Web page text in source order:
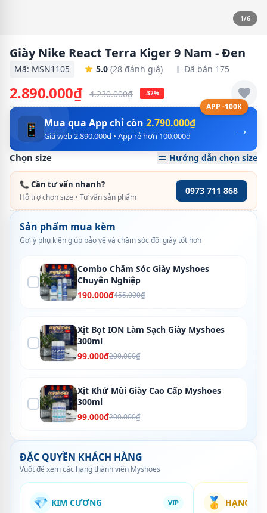
1/6
Giày Nike React Terra Kiger 9 Nam - Đen
Mã: MSN1105 5.0 (28 đánh giá) Đã bán 175
2.890.000₫ 4.230.000₫ -32%
APP -100K
→
📱 Mua qua App chỉ còn 2.790.000₫
Giá web 2.890.000₫ • App rẻ hơn 100.000₫
Chọn size Hướng dẫn chọn size
📞 Cần tư vấn nhanh?
Hỗ trợ chọn size • Tư vấn sản phẩm
0973 711 868
Sản phẩm mua kèm
Gợi ý phụ kiện giúp bảo vệ và chăm sóc đôi giày tốt hơn
Combo Chăm Sóc Giày Myshoes
Chuyên Nghiệp
190.000₫455.000₫
Xịt Bọt ION Làm Sạch Giày Myshoes
300ml
99.000₫200.000₫
Xịt Khử Mùi Giày Cao Cấp Myshoes
300ml
99.000₫200.000₫
ĐẶC QUYỀN KHÁCH HÀNG
Vuốt để xem các hạng thành viên Myshoes
💎 KIM CƯƠNG VIP 🥇 HẠNG